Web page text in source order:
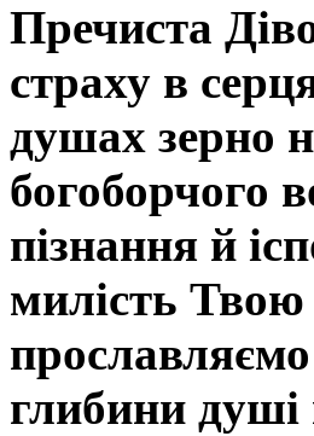
Пречиста
страху в
душах зерно
богоборчого
пізнання й
милість
глибини душі